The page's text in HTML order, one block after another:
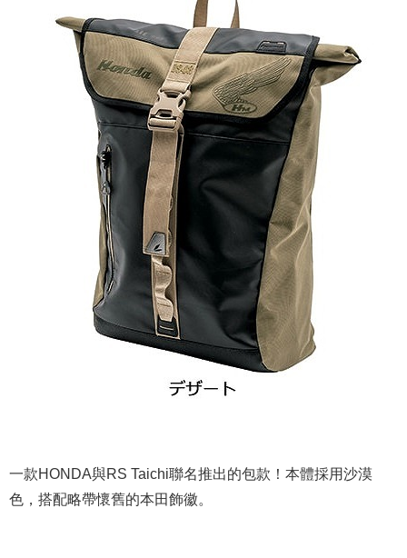
一款HONDA與RS Taichi聯名推出的包款！本體採用沙漠
色，搭配略帶懷舊的本田飾徽。